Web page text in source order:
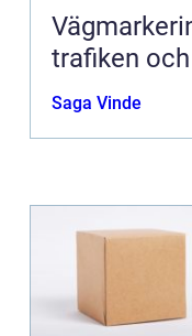
trafiken
Saga Vinde